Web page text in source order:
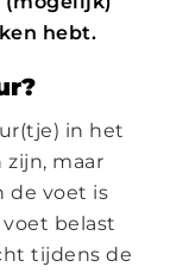
hebt.
in het
zijn, maar
de voet is
belast
tijdens de